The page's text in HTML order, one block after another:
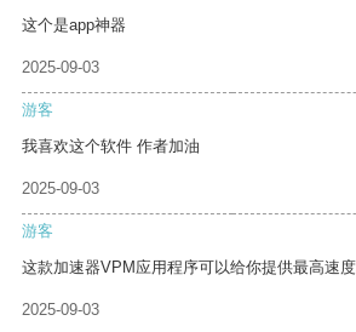
这个是app神器
2025-09-03
游客
我喜欢这个软件 作者加油
2025-09-03
游客
这款加速器VPM应用程序可以给你提供最高速度
2025-09-03